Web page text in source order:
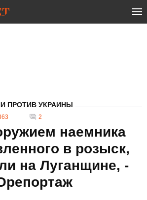
ПРОТИВ УКРАИНЫ
2
наемника
в розыск,
на Луганщине, -